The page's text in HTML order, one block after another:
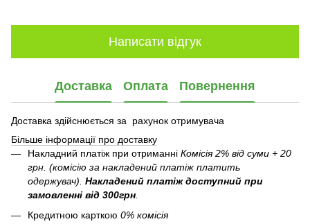
Написати відгук
Доставка Оплата Повернення
Доставка здійснюється за рахунок отримувача
Більше інформації про доставку
Накладний платіж при отриманні Комісія 2% від суми + 20
грн. (комісію за накладений платіж платить
одержувач). Накладений платіж доступний при
замовленні від 300грн.
Кредитною карткою 0% комісія